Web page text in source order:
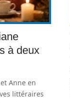
à deux
Anne en
littéraires